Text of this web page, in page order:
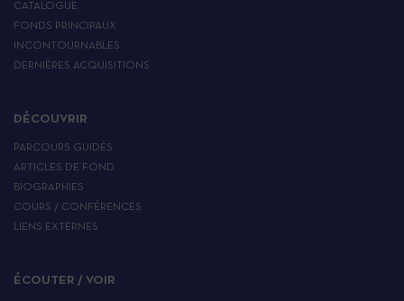
CATALOGUE
FONDS PRINCIPAUX
INCONTOURNABLES
DERNIÈRES ACQUISITIONS
DÉCOUVRIR
PARCOURS GUIDÉS
ARTICLES DE FOND
BIOGRAPHIES
COURS / CONFÉRENCES
LIENS EXTERNES
ÉCOUTER / VOIR